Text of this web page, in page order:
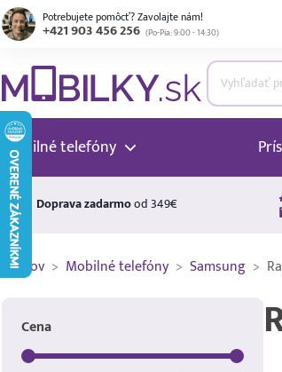
Potrebujete pomôcť? Zavolajte nám!
+421 903 456 256 (Po-Pia: 9:00 - 14:30)
Mobilné telefóny
Doprava zadarmood 349€
Domov > Mobilné telefóny > Samsung >
Cena
Cena